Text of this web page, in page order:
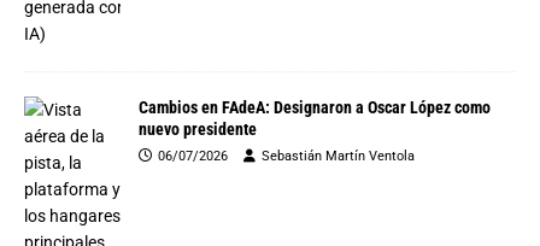
Cambios en FAdeA: Designaron a Oscar López como
nuevo presidente
06/07/2026 Sebastián Martín Ventola